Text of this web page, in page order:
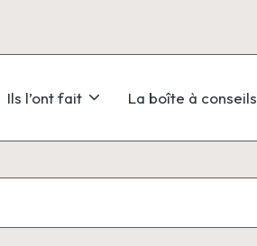
Ils l’ont fait La boîte à conseils